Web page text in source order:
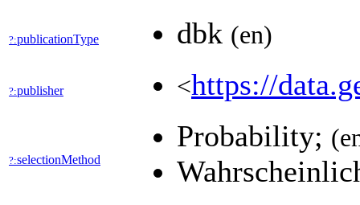
?:publicationType dbk (en)
?:publisher <https://
?:selectionMethod
Probability;